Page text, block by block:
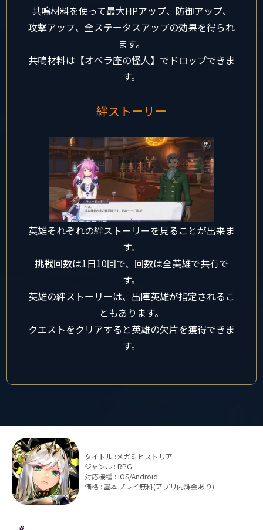
共鳴材料を使って最大HPアップ、防御アップ、
攻撃アップ、全ステータスアップの効果を得られ
ます。
共鳴材料は【オペラ座の怪人】でドロップできま
す。
絆ストーリー
英雄それぞれの絆ストーリーを見ることが出来ま
す。
挑戦回数は1日10回で、回数は全英雄で共有で
す。
英雄の絆ストーリーは、出陣英雄が指定されるこ
ともあります。
クエストをクリアすると英雄の欠片を獲得できま
す。
タイトル :メガミヒストリア
ジャンル : RPG
対応機種 : iOS/Android
価格 : 基本プレイ無料(アプリ内課金あり)